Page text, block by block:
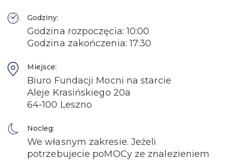
Godziny:
Godzina rozpoczęcia: 10:00
Godzina zakończenia: 17:30
Miejsce:
Biuro Fundacji Mocni na starcie
Aleje Krasińskiego 20a
64-100 Leszno
Nocleg:
We własnym zakresie. Jeżeli
potrzebujecie poMOCy ze znalezieniem